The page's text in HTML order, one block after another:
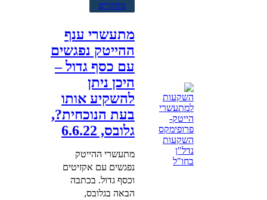
מחקרים
מתעשרי ענף
ההייטק נפגשים
עם כסף גדול –
היכן ניתן
להשקיע אותו
בעת הנוכחית?,
גלובס, 6.6.22
מתעשרי ההייטק
נפגשים עם אקזיטים
וכסף גדול. בכתבה
הבאה בגלובס,